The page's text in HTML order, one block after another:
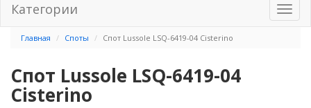
Категории
Главная Споты Спот Lussole LSQ-6419-04 Cisterino
Спот Lussole LSQ-6419-04
Cisterino